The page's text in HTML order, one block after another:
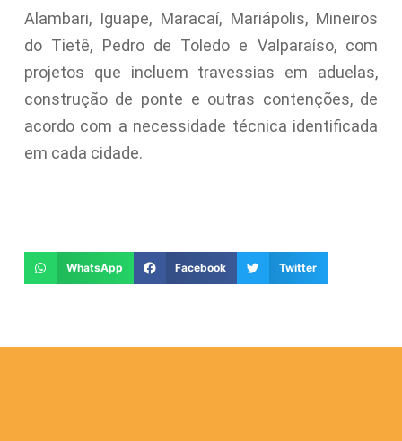
Alambari, Iguape, Maracaí, Mariápolis, Mineiros
do Tietê, Pedro de Toledo e Valparaíso, com
projetos que incluem travessias em aduelas,
construção de ponte e outras contenções, de
acordo com a necessidade técnica identificada
em cada cidade.
WhatsApp Facebook Twitter